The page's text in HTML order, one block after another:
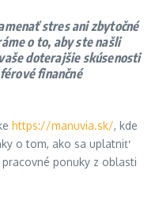
stres ani zbytočné
o to, aby ste našli
doterajšie skúsenosti
finančné
https://manuvia.sk/, kde
o tom, ako sa uplatniť
ponuky z oblasti